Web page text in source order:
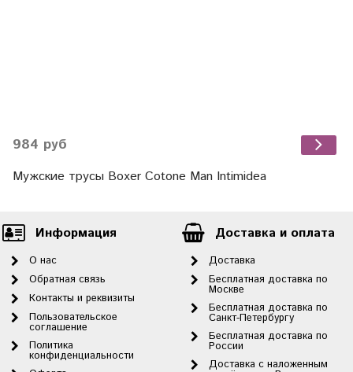
984 руб
Мужские трусы Boxer Cotone Man Intimidea
Информация
О нас
Обратная связь
Контакты и реквизиты
Пользовательское
соглашение
Политика
конфиденциальности
Доставка и оплата
Доставка
Бесплатная доставка по
Москве
Бесплатная доставка по
Санкт-Петербургу
Бесплатная доставка по
России
Доставка с наложенным